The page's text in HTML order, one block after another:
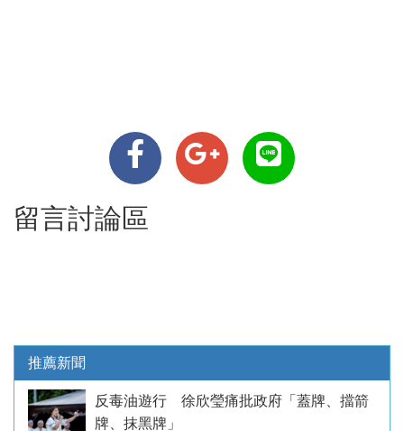
留言討論區
推薦新聞
反毒油遊行 徐欣瑩痛批政府「蓋牌、擋箭
牌、抹黑牌」